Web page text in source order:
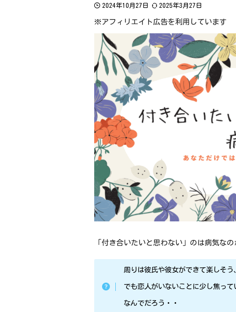
2024年10月27日 2025年3月27日
※アフィリエイト広告を利用しています
「付き合いたいと思わない」のは病気なの
周りは彼氏や彼女ができて楽しそ
でも恋人がいないことに少し焦って
なんでだろう・・